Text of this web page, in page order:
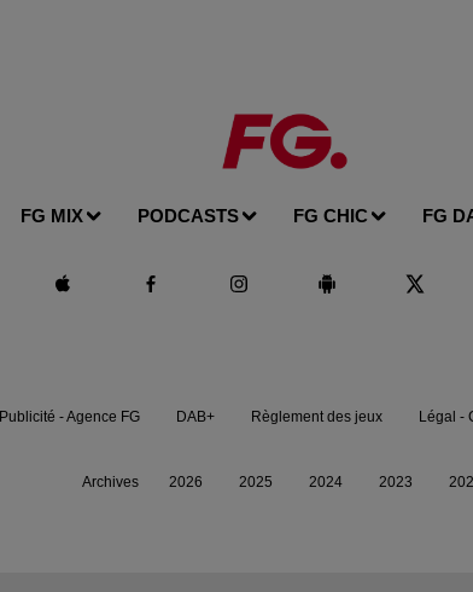
FG MIX PODCASTS FG CHIC FG
Publicité - Agence FG DAB+ Règlement des jeux Légal -
Archives 2026 2025 2024 2023